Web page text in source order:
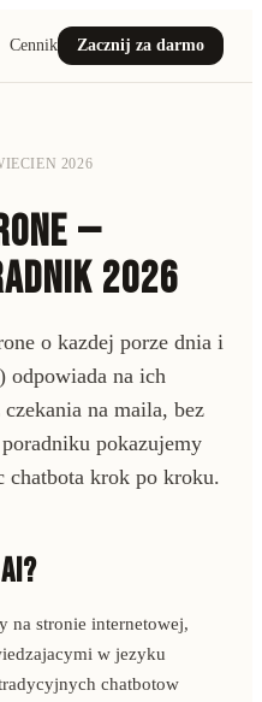
Cennik Zacznij za darmo
2026
—
2026
o kazdej porze dnia i
odpowiada na ich
na maila, bez
pokazujemy
krok po kroku.
na stronie internetowej,
w jezyku
chatbotow